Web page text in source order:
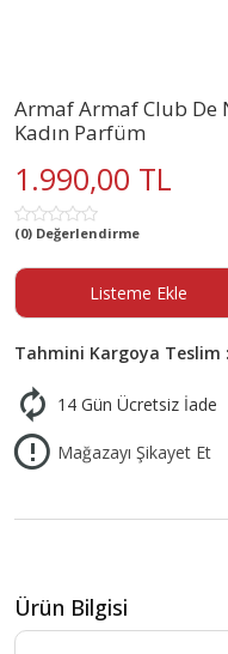
Armaf Armaf Club De
Kadın Parfüm
1.990,00 TL
(0) Değerlendirme
Listeme Ekle
Tahmini Kargoya Teslim :
14 Gün Ücretsiz İade
Mağazayı Şikayet Et
Ürün Bilgisi